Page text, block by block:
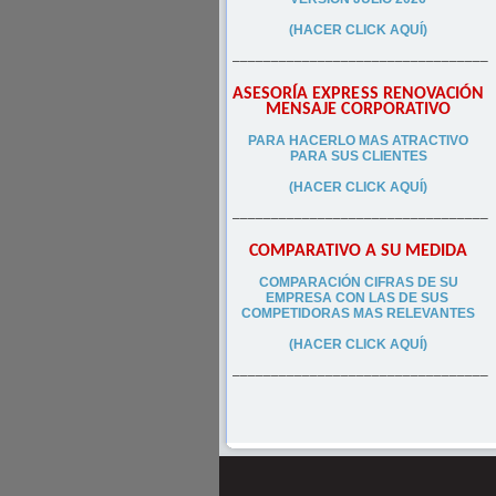
(HACER CLICK AQUÍ)
–––––––––––––––––––––––––––––––––
ASESORÍA EXPRESS RENOVACIÓN
MENSAJE CORPORATIVO
PARA HACERLO MAS ATRACTIVO
PARA SUS CLIENTES
(HACER CLICK AQUÍ)
–––––––––––––––––––––––––––––––––
COMPARATIVO A SU MEDIDA
COMPARACIÓN CIFRAS DE SU
EMPRESA CON LAS DE SUS
COMPETIDORAS MAS RELEVANTES
(HACER CLICK AQUÍ)
–––––––––––––––––––––––––––––––––